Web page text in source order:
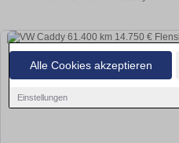
Alle Cookies akzeptieren
Einstellungen